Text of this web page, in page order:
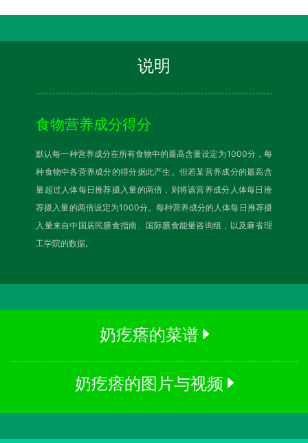
说明
食物营养成分得分
默认每一种营养成分在所有食物中的最高含量设定为1000分，每
种食物中各营养成分的得分据此产生。但若某营养成分的最高含
量超过人体每日推荐摄入量的两倍，则将该营养成分人体每日推
荐摄入量的两倍设定为1000分。每种营养成分的人体每日推荐摄
入量来自中国居民膳食指南、国际膳食能量咨询组，以及麻省理
工学院的数据。
奶疙瘩的菜谱
奶疙瘩的图片与视频